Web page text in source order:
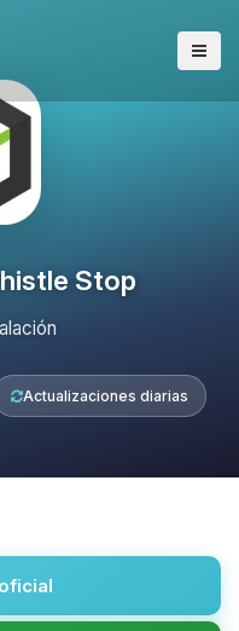
Stop
Actualizaciones diarias